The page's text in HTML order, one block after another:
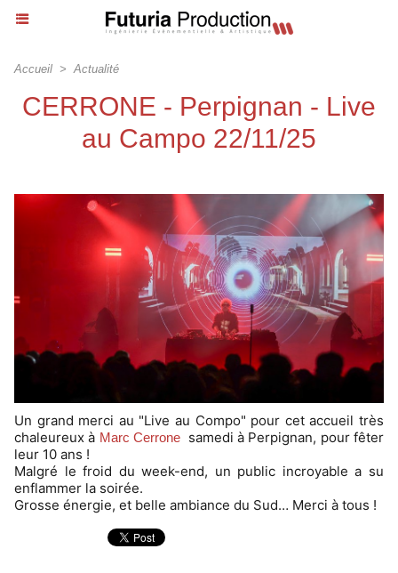
Accueil > Actualité
CERRONE - Perpignan - Live
au Campo 22/11/25
Un grand merci au "Live au Compo" pour cet accueil très
chaleureux à Marc Cerrone samedi à Perpignan, pour fêter
leur 10 ans !
Malgré le froid du week-end, un public incroyable a su
enflammer la soirée.
Grosse énergie, et belle ambiance du Sud… Merci à tous !